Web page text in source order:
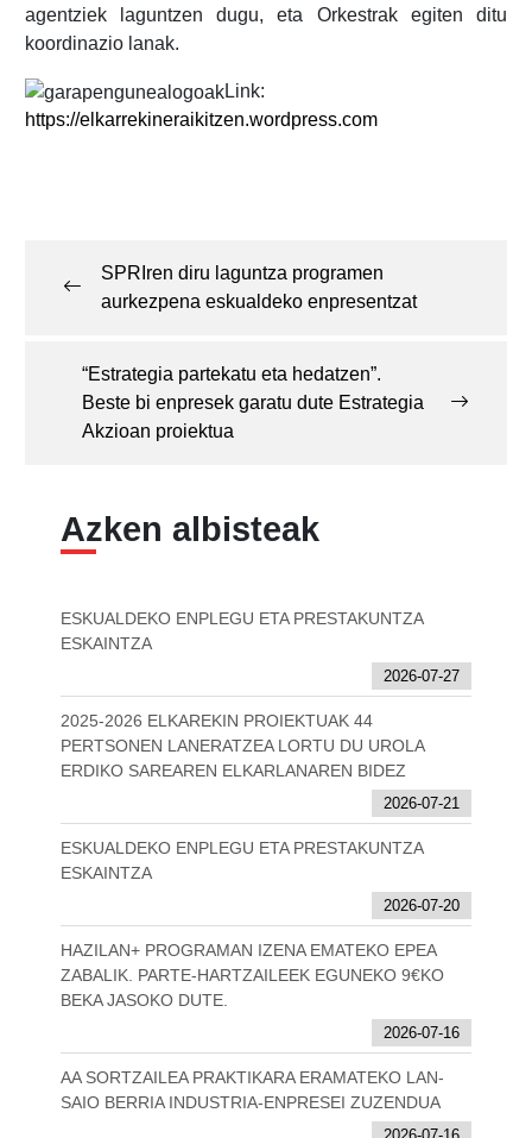
agentziek laguntzen dugu, eta Orkestrak egiten ditu
koordinazio lanak.
Link:
https://elkarrekineraikitzen.wordpress.com
SPRIren diru laguntza programen
aurkezpena eskualdeko enpresentzat
“Estrategia partekatu eta hedatzen”.
Beste bi enpresek garatu dute Estrategia
Akzioan proiektua
Azken albisteak
ESKUALDEKO ENPLEGU ETA PRESTAKUNTZA
ESKAINTZA
2026-07-27
2025-2026 ELKAREKIN PROIEKTUAK 44
PERTSONEN LANERATZEA LORTU DU UROLA
ERDIKO SAREAREN ELKARLANAREN BIDEZ
2026-07-21
ESKUALDEKO ENPLEGU ETA PRESTAKUNTZA
ESKAINTZA
2026-07-20
HAZILAN+ PROGRAMAN IZENA EMATEKO EPEA
ZABALIK. PARTE-HARTZAILEEK EGUNEKO 9€KO
BEKA JASOKO DUTE.
2026-07-16
AA SORTZAILEA PRAKTIKARA ERAMATEKO LAN-
SAIO BERRIA INDUSTRIA-ENPRESEI ZUZENDUA